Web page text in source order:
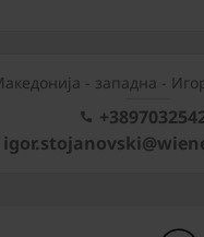
- западна -